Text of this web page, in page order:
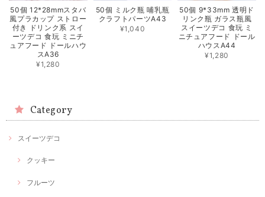
50個 12*28mmスタバ
風プラカップ ストロー
付き ドリンク系 スイ
ーツデコ 食玩 ミニチ
ュアフード ドールハウ
スA36
¥1,280
50個 ミルク瓶 哺乳瓶
クラフトパーツA43
¥1,040
50個 9*33mm 透明ド
リンク瓶 ガラス瓶風
スイーツデコ 食玩 ミ
ニチュアフード ドール
ハウスA44
¥1,280
Category
スイーツデコ
クッキー
フルーツ